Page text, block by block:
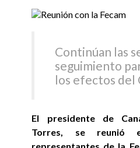
Continúan las
seguimiento
los efectos del
El presidente de
Torres, se reunió